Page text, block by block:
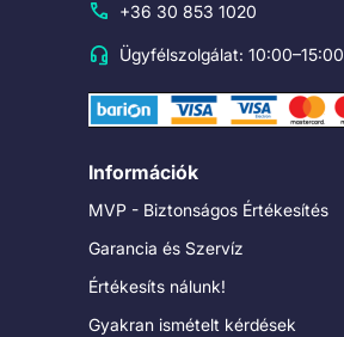
+36 30 853 1020
Ügyfélszolgálat: 10:00–15:00
Információk
MVP - Biztonságos Értékesítés
Garancia és Szervíz
Értékesíts nálunk!
Gyakran ismételt kérdések